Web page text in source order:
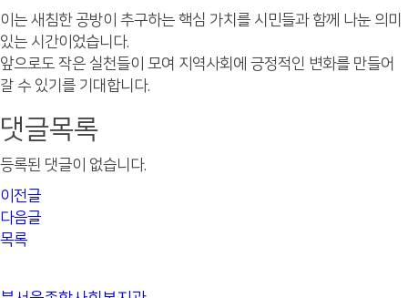
이는 새침한 공방이 추구하는 핵심 가치를 시민들과 함께 나눈 의미
있는 시간이었습니다.
앞으로도 작은 실천들이 모여 지역사회에 긍정적인 변화를 만들어
갈 수 있기를 기대합니다.
댓글목록
등록된 댓글이 없습니다.
이전글
다음글
목록